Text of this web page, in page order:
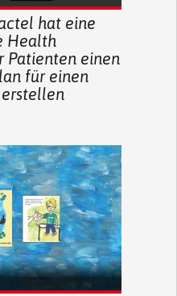
hat eine
Health
Patienten einen
für einen